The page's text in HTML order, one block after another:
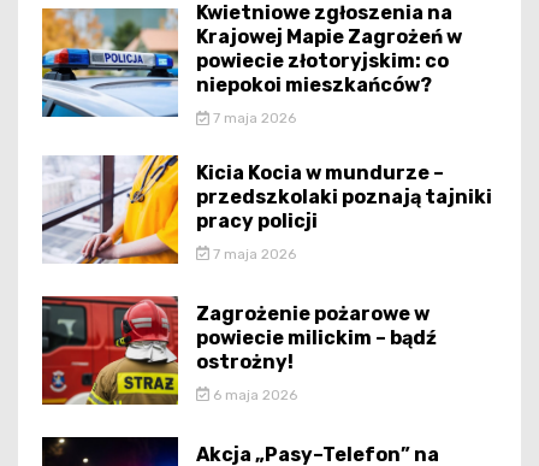
Kwietniowe zgłoszenia na
Krajowej Mapie Zagrożeń w
powiecie złotoryjskim: co
niepokoi mieszkańców?
7 maja 2026
Kicia Kocia w mundurze –
przedszkolaki poznają tajniki
pracy policji
7 maja 2026
Zagrożenie pożarowe w
powiecie milickim – bądź
ostrożny!
6 maja 2026
Akcja „Pasy–Telefon” na